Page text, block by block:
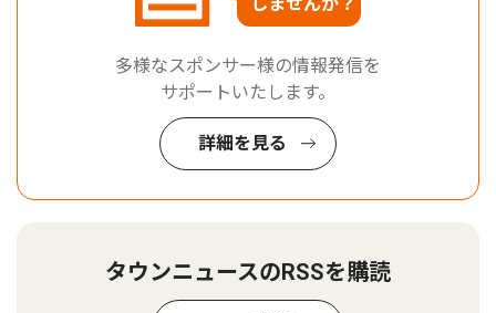
多様なスポンサー様の情報発信を
サポートいたします。
詳細を見る
タウンニュースのRSSを購読